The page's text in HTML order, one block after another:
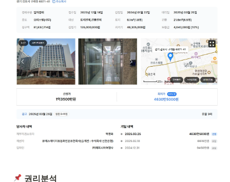
권리분석